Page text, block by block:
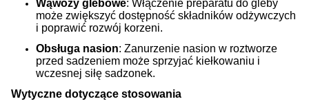
Wąwozy glebowe: Włączenie preparatu do gleby
może zwiększyć dostępność składników odżywczych
i poprawić rozwój korzeni.
Obsługa nasion: Zanurzenie nasion w roztworze
przed sadzeniem może sprzyjać kiełkowaniu i
wczesnej siłę sadzonek.
Wytyczne dotyczące stosowania